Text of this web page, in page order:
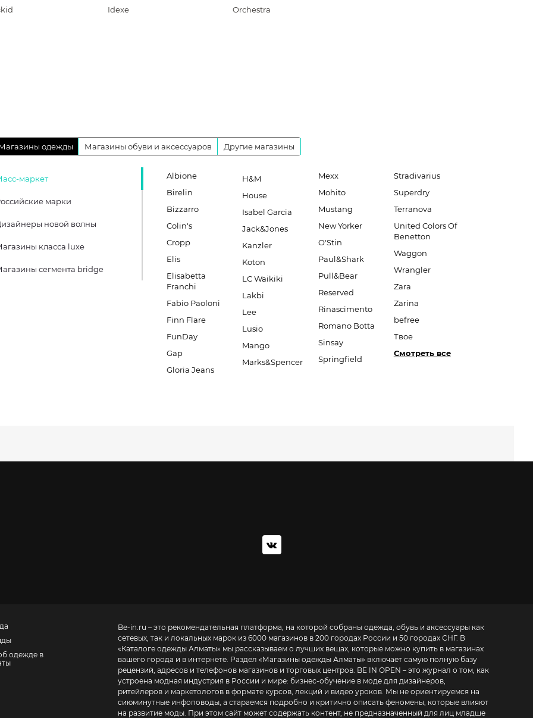
Idexe
Orchestra
одежды Магазины обуви и аксессуаров Другие магазины
маркет
марки
новой волны
класса luxe
сегмента bridge
Albione
Birelin
Bizzarro
Colin's
Cropp
Elis
Elisabetta
Franchi
Fabio Paoloni
Finn Flare
FunDay
Gap
Gloria Jeans
H&M
House
Isabel Garcia
Jack&Jones
Kanzler
Koton
LC Waikiki
Lakbi
Lee
Lusio
Mango
Marks&Spencer
Mexx
Mohito
Mustang
New Yorker
O'Stin
Paul&Shark
Pull&Bear
Reserved
Rinascimento
Romano Botta
Sinsay
Springfield
Stradivarius
Superdry
Terranova
United Colors Of
Benetton
Waggon
Wrangler
Zara
Zarina
befree
Твое
Смотреть все
одежде в
Be-in.ru – это рекомендательная платформа, на которой собраны одежда, обувь и аксессуары как
сетевых, так и локальных марок из 6000 магазинов в 200 городах России и 50 городах СНГ. В
«Каталоге одежды Алматы» мы рассказываем о лучших вещах, которые можно купить в магазинах
вашего города и в интернете. Раздел «Магазины одежды Алматы» включает самую полную базу
рецензий, адресов и телефонов магазинов и торговых центров. BE IN OPEN – это журнал о том, как
устроена модная индустрия в России и мире: бизнес-обучение в моде для дизайнеров,
ритейлеров и маркетологов в формате курсов, лекций и видео уроков. Мы не ориентируемся на
сиюминутные инфоповоды, а стараемся подробно и критично описать феномены, которые влияют
на развитие моды. При этом сайт может содержать контент, не предназначенный для лиц младше